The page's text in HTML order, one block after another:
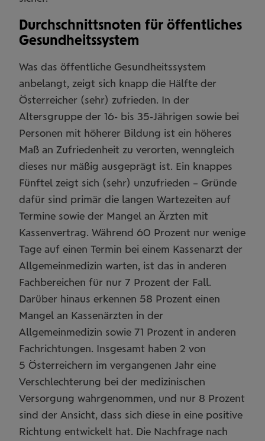
Durchschnittsnoten für öffentliches
Gesundheitssystem
Was das öffentliche Gesundheitssystem
anbelangt, zeigt sich knapp die Hälfte der
Österreicher (sehr) zufrieden. In der
Altersgruppe der 16- bis 35-Jährigen sowie bei
Personen mit höherer Bildung ist ein höheres
Maß an Zufriedenheit zu verorten, wenngleich
dieses nur mäßig ausgeprägt ist. Ein knappes
Fünftel zeigt sich (sehr) unzufrieden – Gründe
dafür sind primär die langen Wartezeiten auf
Termine sowie der Mangel an Ärzten mit
Kassenvertrag. Während 60 Prozent nur wenige
Tage auf einen Termin bei einem Kassenarzt der
Allgemeinmedizin warten, ist das in anderen
Fachbereichen für nur 7 Prozent der Fall.
Darüber hinaus erkennen 58 Prozent einen
Mangel an Kassenärzten in der
Allgemeinmedizin sowie 71 Prozent in anderen
Fachrichtungen. Insgesamt haben 2 von
5 Österreichern im vergangenen Jahr eine
Verschlechterung bei der medizinischen
Versorgung wahrgenommen, und nur 8 Prozent
sind der Ansicht, dass sich diese in eine positive
Richtung entwickelt hat. Die Nachfrage nach